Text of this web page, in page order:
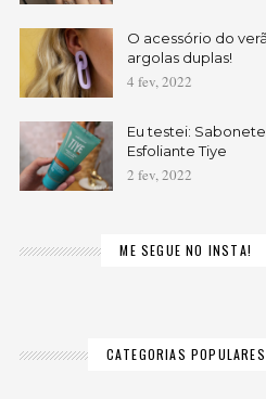
O acessório do
argolas duplas!
4 fev, 2022
Eu testei:
Esfoliante Tiye
2 fev, 2022
ME SEGUE NO INSTA!
CATEGORIAS POPULARES